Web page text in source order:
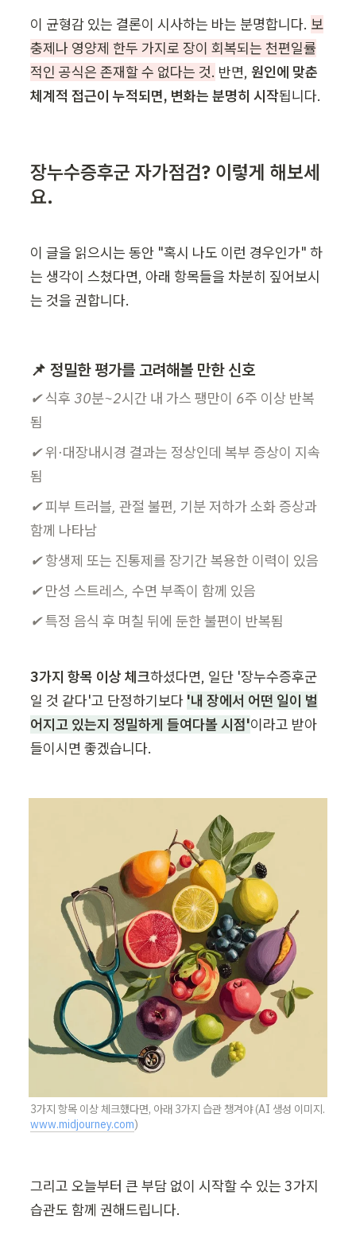
이 균형감 있는 결론이 시사하는 바는 분명합니다. 보
충제나 영양제 한두 가지로 장이 회복되는 천편일률
적인 공식은 존재할 수 없다는 것. 반면, 원인에 맞춘
체계적 접근이 누적되면, 변화는 분명히 시작됩니다.
장누수증후군 자가점검? 이렇게 해보세
요.
이 글을 읽으시는 동안 "혹시 나도 이런 경우인가" 하
는 생각이 스쳤다면, 아래 항목들을 차분히 짚어보시
는 것을 권합니다.
📌 정밀한 평가를 고려해볼 만한 신호
✔ 식후 30분~2시간 내 가스 팽만이 6주 이상 반복
됨
✔ 위·대장내시경 결과는 정상인데 복부 증상이 지속
됨
✔ 피부 트러블, 관절 불편, 기분 저하가 소화 증상과
함께 나타남
✔ 항생제 또는 진통제를 장기간 복용한 이력이 있음
✔ 만성 스트레스, 수면 부족이 함께 있음
✔ 특정 음식 후 며칠 뒤에 둔한 불편이 반복됨
3가지 항목 이상 체크하셨다면, 일단 '장누수증후군
일 것 같다'고 단정하기보다 '내 장에서 어떤 일이 벌
어지고 있는지 정밀하게 들여다볼 시점'이라고 받아
들이시면 좋겠습니다.
www.midjourney.com)
그리고 오늘부터 큰 부담 없이 시작할 수 있는 3가지
습관도 함께 권해드립니다.